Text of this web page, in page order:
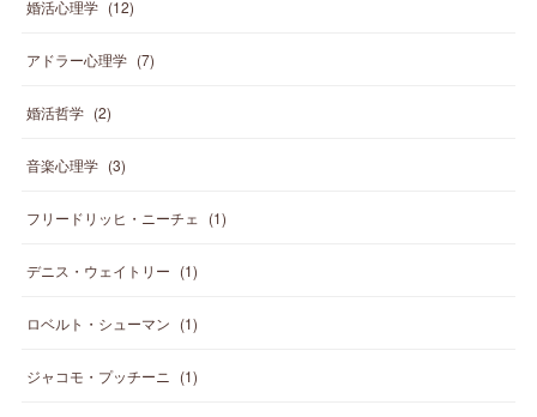
婚活心理学 (12)
アドラー心理学 (7)
婚活哲学 (2)
音楽心理学 (3)
フリードリッヒ・ニーチェ (1)
デニス・ウェイトリー (1)
ロベルト・シューマン (1)
ジャコモ・プッチーニ (1)